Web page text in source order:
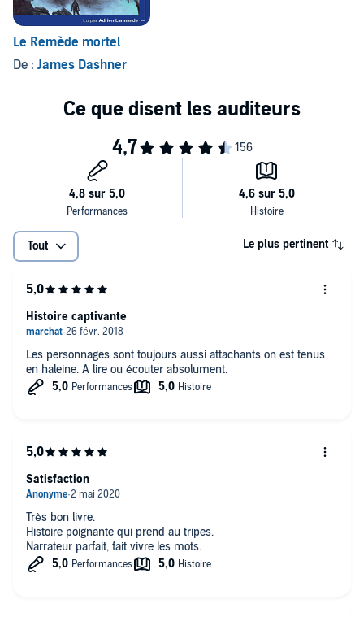
Le Remède mortel
De : James Dashner
Tout Le plus pertinent
Les personnages sont toujours aussi attachants on est tenus
en haleine. A lire ou écouter absolument.
Histoire captivante
Très bon livre.
Histoire poignante qui prend au tripes.
Narrateur parfait, fait vivre les mots.
Satisfaction